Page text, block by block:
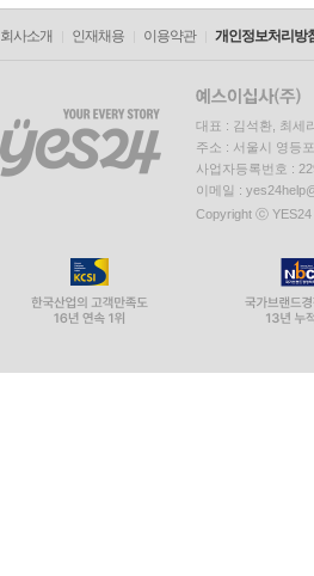
회사소개 인재채용 이용약관 개인정보처리방
대표 : 김석환, 최세
주소 : 서울시 영등
사업자등록번호 :
이메일 :
Copyright ⓒ YES24